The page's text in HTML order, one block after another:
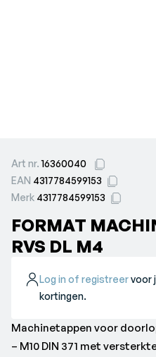
Art nr.16360040
EAN 4317784599153
Merk 4317784599153
FORMAT
RVS DL M4
Log in of registreervoor
kortingen.
Machinetappen voor
– M10 DIN 371 met versterkte schacht.